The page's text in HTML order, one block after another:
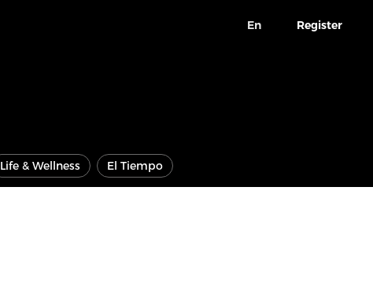
En Register
Life & Wellness El Tiempo